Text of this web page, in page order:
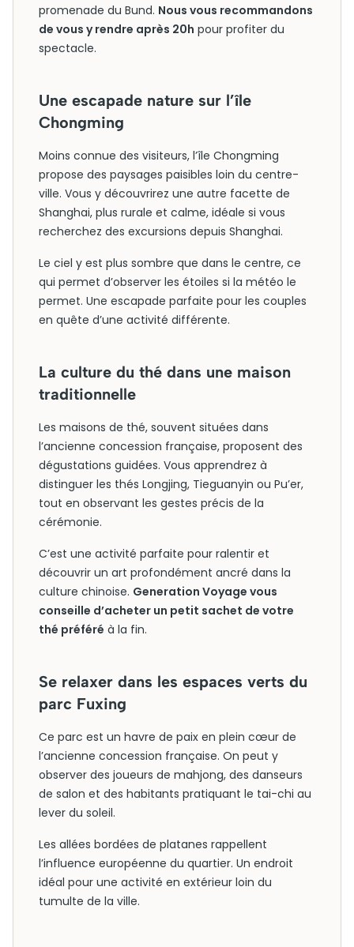
promenade du Bund. Nous vous recommandons
de vous y rendre après 20h pour profiter du
spectacle.
Une escapade nature sur l’île
Chongming
Moins connue des visiteurs, l’île Chongming
propose des paysages paisibles loin du centre-
ville. Vous y découvrirez une autre facette de
Shanghai, plus rurale et calme, idéale si vous
recherchez des excursions depuis Shanghai.
Le ciel y est plus sombre que dans le centre, ce
qui permet d’observer les étoiles si la météo le
permet. Une escapade parfaite pour les couples
en quête d’une activité différente.
La culture du thé dans une maison
traditionnelle
Les maisons de thé, souvent situées dans
l’ancienne concession française, proposent des
dégustations guidées. Vous apprendrez à
distinguer les thés Longjing, Tieguanyin ou Pu’er,
tout en observant les gestes précis de la
cérémonie.
C’est une activité parfaite pour ralentir et
découvrir un art profondément ancré dans la
culture chinoise. Generation Voyage vous
conseille d’acheter un petit sachet de votre
thé préféré à la fin.
Se relaxer dans les espaces verts du
parc Fuxing
Ce parc est un havre de paix en plein cœur de
l’ancienne concession française. On peut y
observer des joueurs de mahjong, des danseurs
de salon et des habitants pratiquant le tai-chi au
lever du soleil.
Les allées bordées de platanes rappellent
l’influence européenne du quartier. Un endroit
idéal pour une activité en extérieur loin du
tumulte de la ville.